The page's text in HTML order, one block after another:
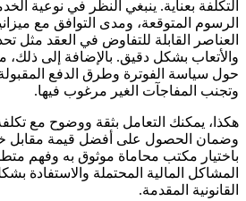
التكلفة بعناية. ينبغي النظر في نوعية
الرسوم المتوقعة، ومدى التوافق مع
العناصر القابلة للتفاوض في العقد مثل
والأتعاب بشكل دقيق. بالإضافة إلى ذلك،
حول سياسة الفوترة وطرق الدفع
وتجنب المفاجآت الغير مرغوب فيها.
هكذا، يمكنك التعامل بثقة ووضوح مع
وضمان الحصول على أفضل قيمة مقابل
باختيار مكتب محاماة موثوق به وفهم
المشاكل المالية المحتملة والاستفادة
القانونية المقدمة.